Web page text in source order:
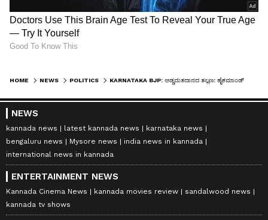
HOME NEWS POLITICS
NEWS
kannada news latest kannada news
karnataka news
bengaluru news
Mysore news
india news in kannada
international news in kannada
ENTERTAINMENT NEWS
Kannada Cinema News kannada movies review
sandalwood news
kannada tv shows